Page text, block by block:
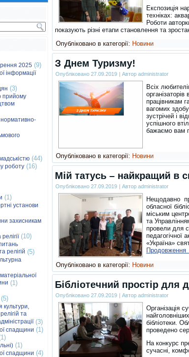
2025 (9)
інформації
(3)
прийому
(44)
роботу (16)
(1)
установи
захисникам
(10)
релігій (5)
(1)
(5)
культури,
та
(3)
спадщини (1)
(1)
спадщини (4)
Експозиція
техніках:
Роботи
показують різні етапи становлення та
Опубліковано в категорії: Новини
З Днем Туризму!
Опубліковано 27.09.2019 | Автор administrator
Всіх
працівникам
вагомих
зустрічей і
успішного
бажаємо вам
Опубліковано в категорії: Новини
Мій татусь – найкращий в
Опубліковано 27.09.2019 | Автор administrator
Нещодавно
обласної
міським
та
провели для
педагогічної
«Україна»
Продовження
Опубліковано в категорії: Новини
Бібліотечний простір для
Опубліковано 27.09.2019 | Автор administrator
Організація
бібліотеки.
проведено
На конкурс
сучасні,